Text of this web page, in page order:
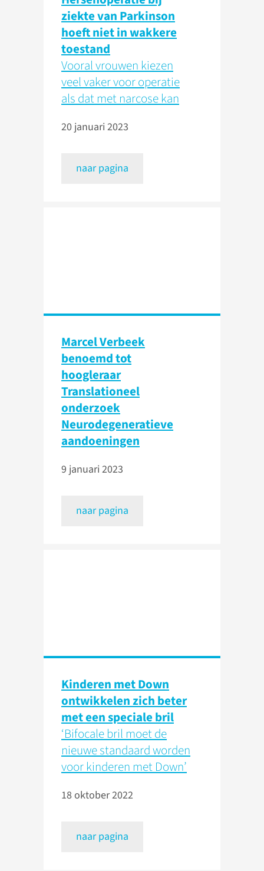
ziekte van Parkinson
hoeft niet in wakkere
toestand
Vooral vrouwen kiezen
veel vaker voor operatie
als dat met narcose kan
20 januari 2023
naar pagina
Marcel Verbeek
benoemd tot
hoogleraar
Translationeel
onderzoek
Neurodegeneratieve
aandoeningen
9 januari 2023
naar pagina
Kinderen met Down
ontwikkelen zich beter
met een speciale bril
‘Bifocale bril moet de
nieuwe standaard worden
voor kinderen met Down’
18 oktober 2022
naar pagina